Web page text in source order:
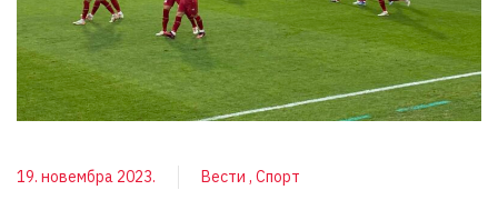
19. новембра 2023. Вести Спорт